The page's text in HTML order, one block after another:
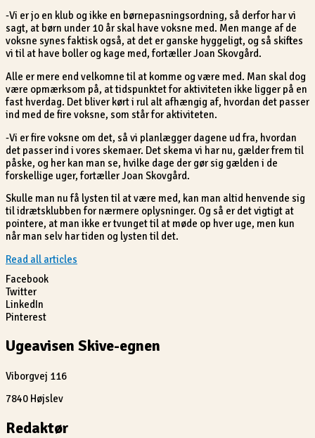
-Vi er jo en klub og ikke en børnepasningsordning, så derfor har vi
sagt, at børn under 10 år skal have voksne med. Men mange af de
voksne synes faktisk også, at det er ganske hyggeligt, og så skiftes
vi til at have boller og kage med, fortæller Joan Skovgård.
Alle er mere end velkomne til at komme og være med. Man skal dog
være opmærksom på, at tidspunktet for aktiviteten ikke ligger på en
fast hverdag. Det bliver kørt i rul alt afhængig af, hvordan det passer
ind med de fire voksne, som står for aktiviteten.
-Vi er fire voksne om det, så vi planlægger dagene ud fra, hvordan
det passer ind i vores skemaer. Det skema vi har nu, gælder frem til
påske, og her kan man se, hvilke dage der gør sig gælden i de
forskellige uger, fortæller Joan Skovgård.
Skulle man nu få lysten til at være med, kan man altid henvende sig
til idrætsklubben for nærmere oplysninger. Og så er det vigtigt at
pointere, at man ikke er tvunget til at møde op hver uge, men kun
når man selv har tiden og lysten til det.
Read all articles
Facebook
Twitter
LinkedIn
Pinterest
Ugeavisen Skive-egnen
Viborgvej 116
7840 Højslev
Redaktør